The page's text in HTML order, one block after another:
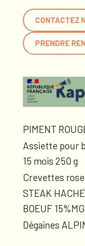
CONTACTEZ
PRENDRE
PIMENT
Assiette pour
15 mois 250 g
Crevettes
STEAK
BOEUF 15%MG
Dégaines